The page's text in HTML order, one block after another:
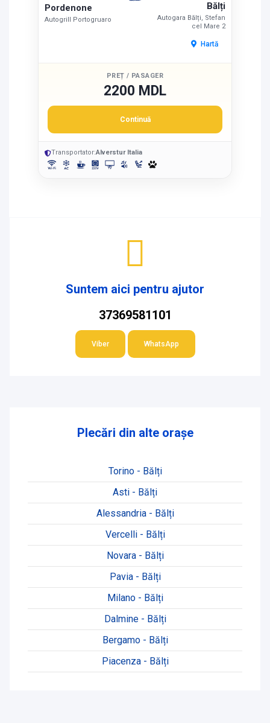
Pordenone
Autogrill Portogruaro
Bălți
Autogara Bălți, Stefan
cel Mare 2
Hartă
PREȚ / PASAGER
2200 MDL
Continuă
Transportator:Alverstur Italia
Suntem aici pentru ajutor
37369581101
Viber WhatsApp
Plecări din alte orașe
Torino - Bălți
Asti - Bălți
Alessandria - Bălți
Vercelli - Bălți
Novara - Bălți
Pavia - Bălți
Milano - Bălți
Dalmine - Bălți
Bergamo - Bălți
Piacenza - Bălți